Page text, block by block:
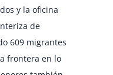
y la oficina
de
609 migrantes
frontera en lo